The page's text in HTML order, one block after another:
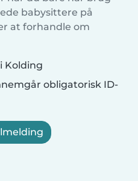
babysittere på
at forhandle om
Kolding
obligatorisk ID-